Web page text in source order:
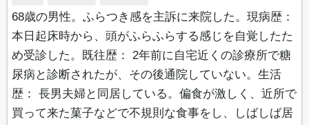
68歳の男性。ふらつき感を主訴に来院した。現病歴：
本日起床時から、頭がふらふらする感じを自覚したた
め受診した。既往歴： 2年前に自宅近くの診療所で糖
尿病と診断されたが、その後通院していない。生活
歴： 長男夫婦と同居している。偏食が激しく、近所で
買って来た菓子などで不規則な食事をし、しばしば居